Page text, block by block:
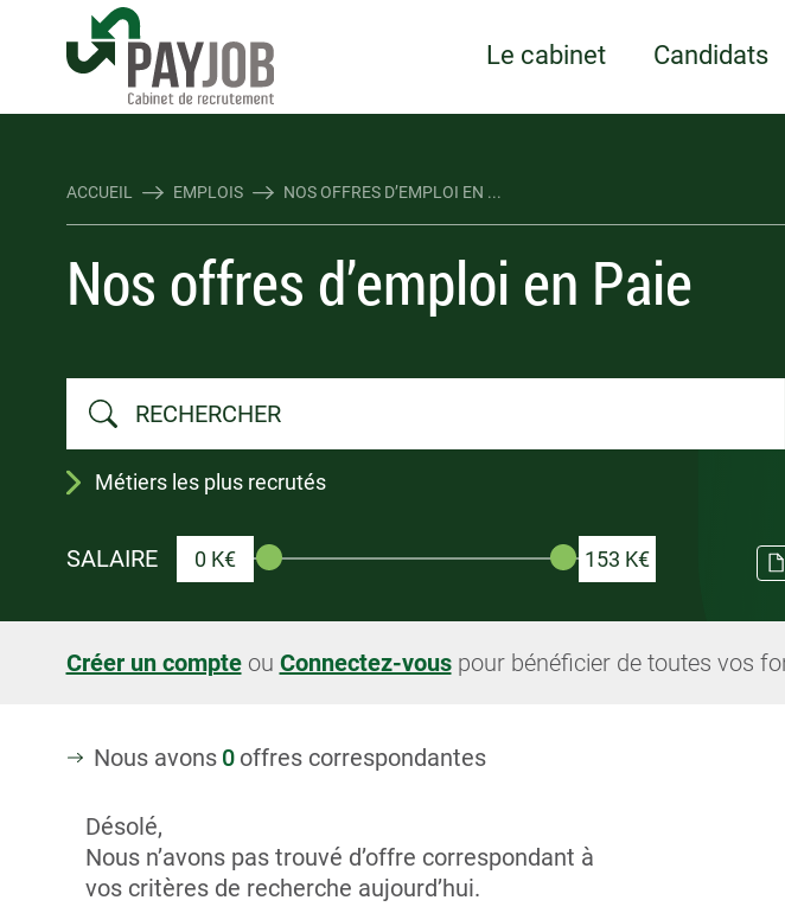
Le cabinet Candidats
ACCUEIL EMPLOIS NOS OFFRES D’EMPLOI EN ...
Nos offres d’emploi en Paie
Métiers les plus recrutés
SALAIRE 0 K€ 153 K€
Créer un compteou Connectez-vouspour bénéficier de toutes vos
Nous avons 0 offres correspondantes
Désolé,
Nous n’avons pas trouvé d’offre correspondant à
vos critères de recherche aujourd’hui.